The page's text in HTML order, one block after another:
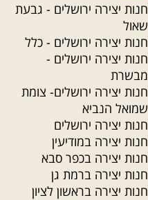
חנות יצירה ירושלים - גבעת
שאול
חנות יצירה ירושלים - כלל
חנות יצירה ירושלים -
מבשרת
חנות יצירה ירושלים- צומת
שמואל הנביא
חנות יצירה ירושלים
חנות יצירה במודיעין
חנות יצירה בכפר סבא
חנות יצירה ברמת גן
חנות יצירה בראשון לציון